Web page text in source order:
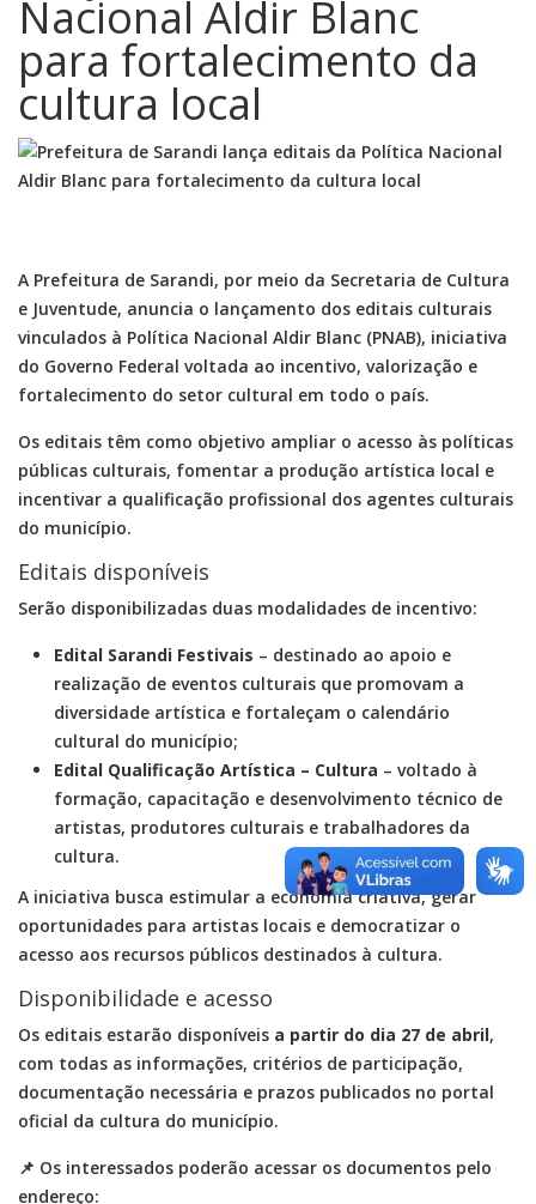
Nacional Aldir Blanc
para fortalecimento da
cultura local
A Prefeitura de Sarandi, por meio da Secretaria de Cultura
e Juventude, anuncia o lançamento dos editais culturais
vinculados à Política Nacional Aldir Blanc (PNAB), iniciativa
do Governo Federal voltada ao incentivo, valorização e
fortalecimento do setor cultural em todo o país.
Os editais têm como objetivo ampliar o acesso às políticas
públicas culturais, fomentar a produção artística local e
incentivar a qualificação profissional dos agentes culturais
do município.
Editais disponíveis
Serão disponibilizadas duas modalidades de incentivo:
Edital Sarandi Festivais – destinado ao apoio e
realização de eventos culturais que promovam a
diversidade artística e fortaleçam o calendário
cultural do município;
Edital Qualificação Artística – Cultura – voltado à
formação, capacitação e desenvolvimento técnico de
artistas, produtores culturais e trabalhadores da
cultura.
A iniciativa busca estimular a economia criativa, gerar
oportunidades para artistas locais e democratizar o
acesso aos recursos públicos destinados à cultura.
Disponibilidade e acesso
Os editais estarão disponíveis a partir do dia 27 de abril,
com todas as informações, critérios de participação,
documentação necessária e prazos publicados no portal
oficial da cultura do município.
📌 Os interessados poderão acessar os documentos pelo
endereço: